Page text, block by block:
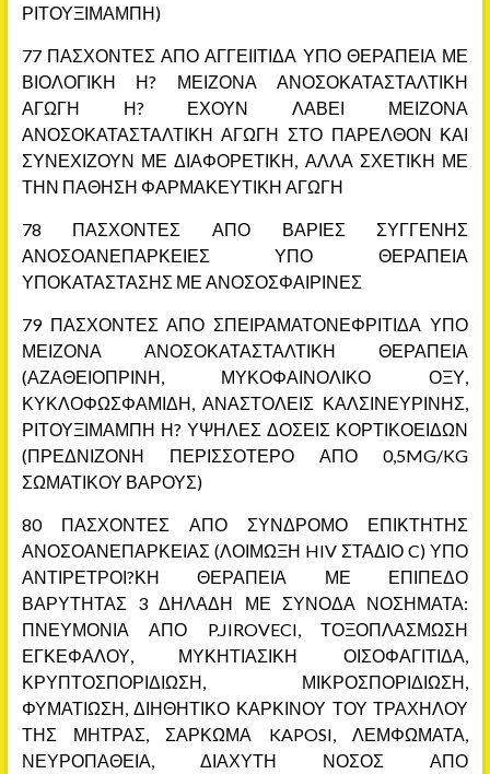
ΡΙΤΟΥΞΙΜΑΜΠΗ)
77 ΠΑΣΧΟΝΤΕΣ ΑΠΟ ΑΓΓΕΙΙΤΙΔΑ ΥΠΟ ΘΕΡΑΠΕΙΑ ΜΕ
ΒΙΟΛΟΓΙΚΗ Η? ΜΕΙΖΟΝΑ ΑΝΟΣΟΚΑΤΑΣΤΑΛΤΙΚΗ
ΑΓΩΓΗ Η? ΕΧΟΥΝ ΛΑΒΕΙ ΜΕΙΖΟΝΑ
ΑΝΟΣΟΚΑΤΑΣΤΑΛΤΙΚΗ ΑΓΩΓΗ ΣΤΟ ΠΑΡΕΛΘΟΝ ΚΑΙ
ΣΥΝΕΧΙΖΟΥΝ ΜΕ ΔΙΑΦΟΡΕΤΙΚΗ, ΑΛΛΑ ΣΧΕΤΙΚΗ ΜΕ
ΤΗΝ ΠΑΘΗΣΗ ΦΑΡΜΑΚΕΥΤΙΚΗ ΑΓΩΓΗ
78 ΠΑΣΧΟΝΤΕΣ ΑΠΟ ΒΑΡΙΕΣ ΣΥΓΓΕΝΗΣ
ΑΝΟΣΟΑΝΕΠΑΡΚΕΙΕΣ ΥΠΟ ΘΕΡΑΠΕΙΑ
ΥΠΟΚΑΤΑΣΤΑΣΗΣ ΜΕ ΑΝΟΣΟΣΦΑΙΡΙΝΕΣ
79 ΠΑΣΧΟΝΤΕΣ ΑΠΟ ΣΠΕΙΡΑΜΑΤΟΝΕΦΡΙΤΙΔΑ ΥΠΟ
ΜΕΙΖΟΝΑ ΑΝΟΣΟΚΑΤΑΣΤΑΛΤΙΚΗ ΘΕΡΑΠΕΙΑ
(ΑΖΑΘΕΙΟΠΡΙΝΗ, ΜΥΚΟΦΑΙΝΟΛΙΚΟ ΟΞΥ,
ΚΥΚΛΟΦΩΣΦΑΜΙΔΗ, ΑΝΑΣΤΟΛΕΙΣ ΚΑΛΣΙΝΕΥΡΙΝΗΣ,
ΡΙΤΟΥΞΙΜΑΜΠΗ Η? ΥΨΗΛΕΣ ΔΟΣΕΙΣ ΚΟΡΤΙΚΟΕΙΔΩΝ
(ΠΡΕΔΝΙΖΟΝΗ ΠΕΡΙΣΣΟΤΕΡΟ ΑΠΟ 0,5MG/KG
ΣΩΜΑΤΙΚΟΥ ΒΑΡΟΥΣ)
80 ΠΑΣΧΟΝΤΕΣ ΑΠΟ ΣΥΝΔΡΟΜΟ ΕΠΙΚΤΗΤΗΣ
ΑΝΟΣΟΑΝΕΠΑΡΚΕΙΑΣ (ΛΟΙΜΩΞΗ HIV ΣΤΑΔΙΟ C) ΥΠΟ
ΑΝΤΙΡΕΤΡΟΙ?ΚΗ ΘΕΡΑΠΕΙΑ ΜΕ ΕΠΙΠΕΔΟ
ΒΑΡΥΤΗΤΑΣ 3 ΔΗΛΑΔΗ ΜΕ ΣΥΝΟΔΑ ΝΟΣΗΜΑΤΑ:
ΠΝΕΥΜΟΝΙΑ ΑΠΟ P.JIROVECI, ΤΟΞΟΠΛΑΣΜΩΣΗ
ΕΓΚΕΦΑΛΟΥ, ΜΥΚΗΤΙΑΣΙΚΗ ΟΙΣΟΦΑΓΙΤΙΔΑ,
ΚΡΥΠΤΟΣΠΟΡΙΔΙΩΣΗ, ΜΙΚΡΟΣΠΟΡΙΔΙΩΣΗ,
ΦΥΜΑΤΙΩΣΗ, ΔΙΗΘΗΤΙΚΟ ΚΑΡΚΙΝΟΥ ΤΟΥ ΤΡΑΧΗΛΟΥ
ΤΗΣ ΜΗΤΡΑΣ, ΣΑΡΚΩΜΑ KAPOSI, ΛΕΜΦΩΜΑΤΑ,
ΝΕΥΡΟΠΑΘΕΙΑ, ΔΙΑΧΥΤΗ ΝΟΣΟΣ ΑΠΟ